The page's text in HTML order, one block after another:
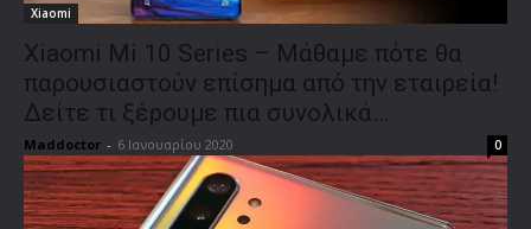
Xiaomi
Xiaomi Mi 10 Series – Μάθαμε πότε θα
παρουσιαστούν επίσημα από την εταιρεία!
Δείτε τι ξέρουμε πια συνολικά…
Maddoctor - 6 Ιανουαρίου 2020 0